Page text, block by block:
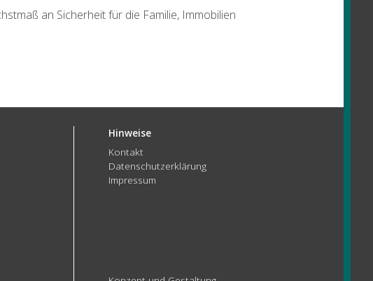
an Sicherheit für die Familie, Immobilien
Hinweise
Kontakt
Datenschutzerklärung
Impressum